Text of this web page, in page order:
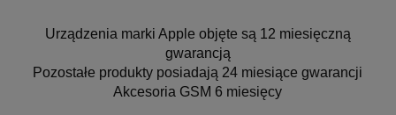
Urządzenia marki Apple objęte są 12 miesięczną
gwarancją
Pozostałe produkty posiadają 24 miesiące gwarancji
Akcesoria GSM 6 miesięcy